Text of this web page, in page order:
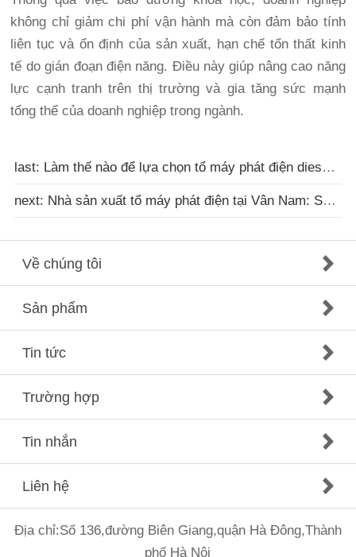
không chỉ giảm chi phí vận hành mà còn đảm bảo tính
liên tục và ổn định của sản xuất, hạn chế tổn thất kinh
tế do gián đoạn điện năng. Điều này giúp nâng cao năng
lực cạnh tranh trên thị trường và gia tăng sức mạnh
tổng thể của doanh nghiệp trong ngành.
last: Làm thế nào để lựa chọn tổ máy phát điện diesel tại công trường?
next: Nhà sản xuất tổ máy phát điện tại Vân Nam: Sự khác biệt giữa máy phát điện chạy dầu diesel và máy ph
Về chúng tôi
Sản phẩm
Tin tức
Trường hợp
Tin nhắn
Liên hệ
Địa chỉ:Số 136,đường Biên Giang,quận Hà Đông,Thành
phố Hà Nội